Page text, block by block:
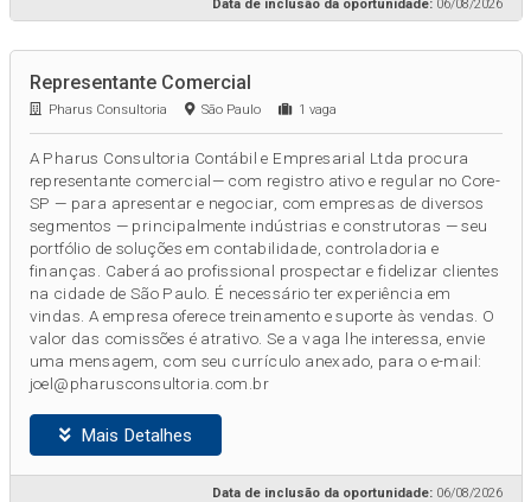
Data de inclusão da oportunidade:06/08/2026
Representante Comercial
Pharus Consultoria São Paulo 1 vaga
A Pharus Consultoria Contábil e Empresarial Ltda procura
representante comercial— com registro ativo e regular no Core-
SP — para apresentar e negociar, com empresas de diversos
segmentos — principalmente indústrias e construtoras — seu
portfólio de soluções em contabilidade, controladoria e
finanças. Caberá ao profissional prospectar e fidelizar clientes
na cidade de São Paulo. É necessário ter experiência em
vindas. A empresa oferece treinamento e suporte às vendas. O
valor das comissões é atrativo. Se a vaga lhe interessa, envie
uma mensagem, com seu currículo anexado, para o e-mail:
joel@pharusconsultoria.com.br
Mais Detalhes
Data de inclusão da oportunidade:06/08/2026